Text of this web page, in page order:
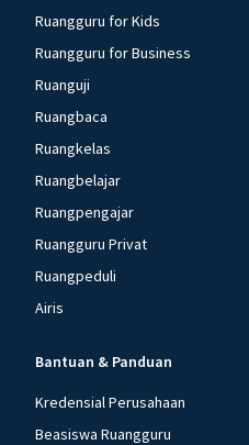
Ruangguru for Kids
Ruangguru for Business
Ruanguji
Ruangbaca
Ruangkelas
Ruangbelajar
Ruangpengajar
Ruangguru Privat
Ruangpeduli
Airis
Bantuan & Panduan
Kredensial Perusahaan
Beasiswa Ruangguru